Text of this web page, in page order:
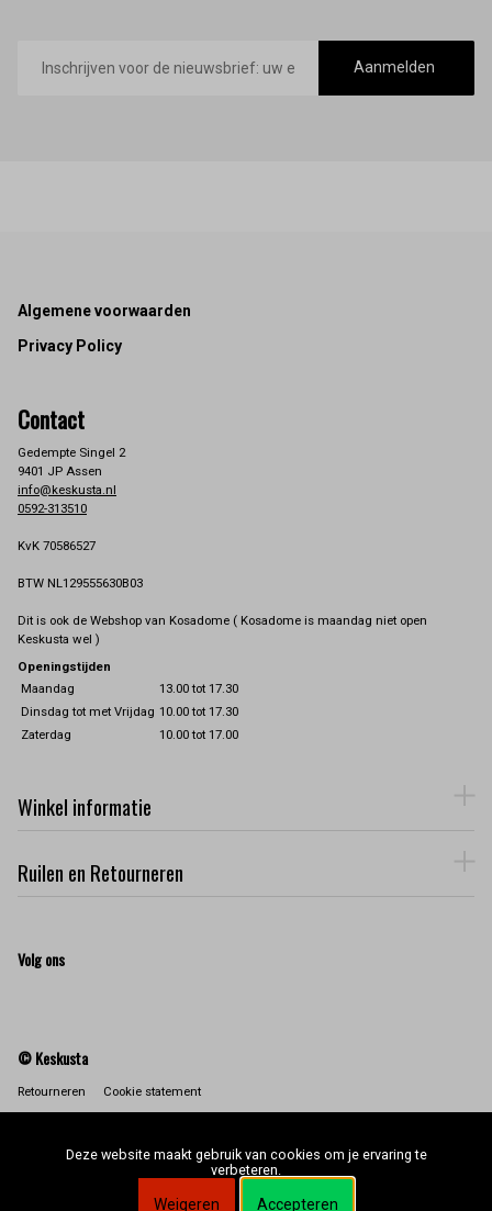
mailadres
Aanmelden
Footer
Algemene voorwaarden
Privacy Policy
Contact
Gedempte Singel 2
9401 JP Assen
info@keskusta.nl
0592-313510
KvK 70586527
BTW NL129555630B03
Dit is ook de Webshop van Kosadome ( Kosadome is maandag niet open
Keskusta wel )
Openingstijden
Maandag
13.00 tot 17.30
Dinsdag tot met Vrijdag 10.00 tot 17.30
Zaterdag
10.00 tot 17.00
Winkel informatie
Ruilen en Retourneren
Volg ons
© Keskusta
Retourneren Cookie statement
Deze website maakt gebruik van cookies om je ervaring te
verbeteren.
Weigeren Accepteren